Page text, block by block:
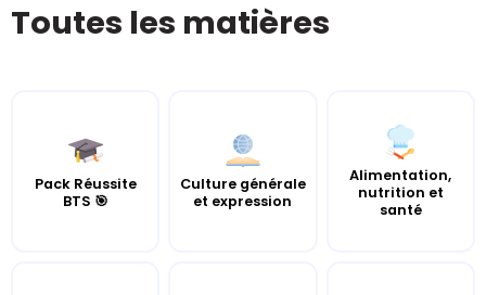
Toutes les matières
Pack Réussite
BTS 🎯
Culture générale
et expression
Alimentation,
nutrition et
santé